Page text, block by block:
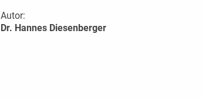
Autor:
Dr. Hannes Diesenberger